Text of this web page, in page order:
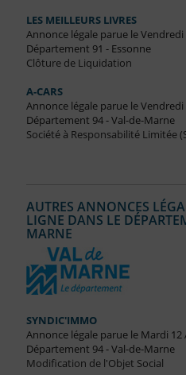
LES MEILLEURS LIVRES
Annonce légale parue le Vendredi
Département 91 - Essonne
Clôture de Liquidation
A-CARS
Annonce légale parue le
Département 94 - Val-de-Marne
Société à Responsabilité Limitée
AUTRES ANNONCES
LIGNE DANS LE
MARNE
SYNDIC'IMMO
Annonce légale parue le Mardi 12
Département 94 - Val-de-Marne
Modification de l'Objet Social